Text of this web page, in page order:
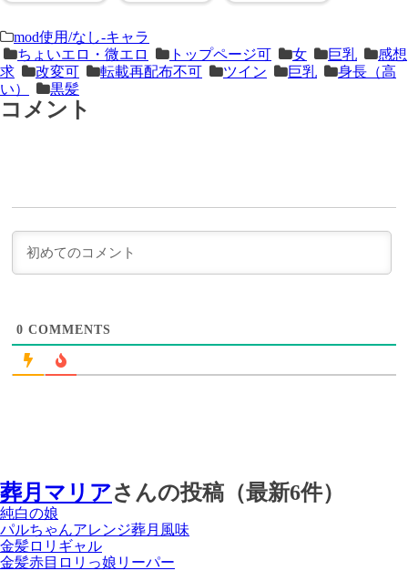
＜
次
の
記
前
の
記
事
mod使用/なし-キャラ
ちょいエロ・微エロ
トップページ可 女 巨乳
感想
求
改変可 転載再配布不可 ツイン 巨乳
身長（高
い）
黒髪
コメント
0 COMMENTS
葬月マリアさんの投稿（最新6件）
純白の娘
パルちゃんアレンジ葬月風味
金髪ロリギャル
金髪赤目ロリっ娘リーパー